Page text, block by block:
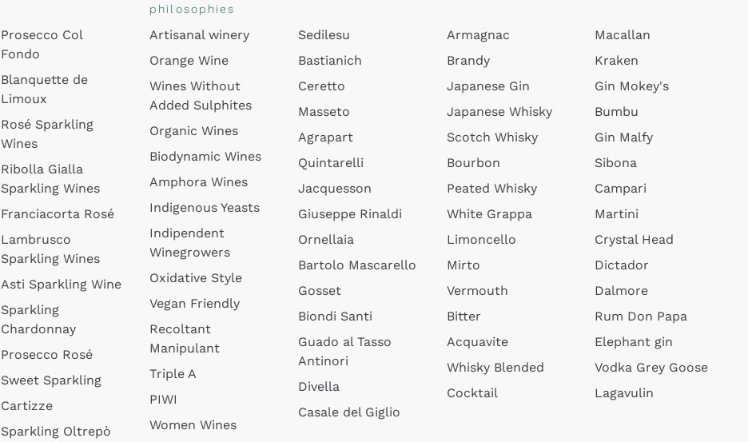
Prosecco Col
Fondo
Blanquette de
Limoux
Rosé Sparkling
Wines
Ribolla Gialla
Sparkling Wines
Franciacorta Rosé
Lambrusco
Sparkling Wines
Asti Sparkling Wine
Sparkling
Chardonnay
Prosecco Rosé
Sweet Sparkling
Cartizze
Sparkling Oltrepò
philosophies
Artisanal winery
Orange Wine
Wines Without
Added Sulphites
Organic Wines
Biodynamic Wines
Amphora Wines
Indigenous Yeasts
Indipendent
Winegrowers
Oxidative Style
Vegan Friendly
Recoltant
Manipulant
Triple A
PIWI
Women Wines
Sedilesu
Bastianich
Ceretto
Masseto
Agrapart
Quintarelli
Jacquesson
Giuseppe Rinaldi
Ornellaia
Bartolo Mascarello
Gosset
Biondi Santi
Guado al Tasso
Antinori
Divella
Casale del Giglio
Armagnac
Brandy
Japanese Gin
Japanese Whisky
Scotch Whisky
Bourbon
Peated Whisky
White Grappa
Limoncello
Mirto
Vermouth
Bitter
Acquavite
Whisky Blended
Cocktail
Macallan
Kraken
Gin Mokey's
Bumbu
Gin Malfy
Sibona
Campari
Martini
Crystal Head
Dictador
Dalmore
Rum Don Papa
Elephant gin
Vodka Grey Goose
Lagavulin